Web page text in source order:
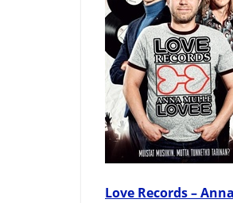
Love Records –